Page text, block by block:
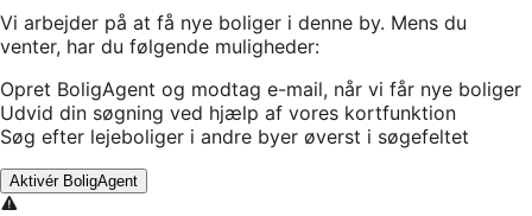
Vi arbejder på at få nye boliger i denne by. Mens du
venter, har du følgende muligheder:
Opret BoligAgent og modtag e-mail, når vi får nye boliger
Udvid din søgning ved hjælp af vores kortfunktion
Søg efter lejeboliger i andre byer øverst i søgefeltet
Aktivér BoligAgent